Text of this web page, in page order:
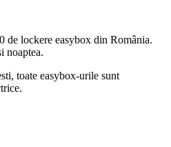
de lockere easybox din România.
noaptea.
toate easybox-urile sunt